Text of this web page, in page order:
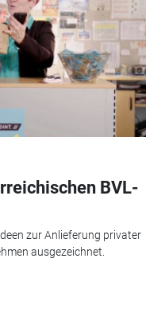
BVL-
zur Anlieferung privater
ausgezeichnet.